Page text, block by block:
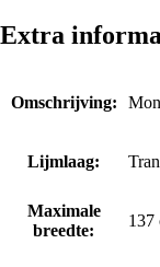
Extra
Omschrijving:
Lijmlaag:
Maximale
breedte:
137